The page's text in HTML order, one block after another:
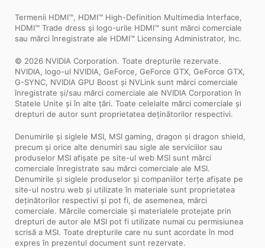
Termenii HDMI™, HDMI™ High-Definition Multimedia Interface,
HDMI™ Trade dress și logo-urile HDMI™ sunt mărci comerciale
sau mărci înregistrate ale HDMI™ Licensing Administrator, Inc.
© 2026 NVIDIA Corporation. Toate drepturile rezervate.
NVIDIA, logo-ul NVIDIA, GeForce, GeForce GTX, GeForce GTX,
G-SYNC, NVIDIA GPU Boost și NVLink sunt mărci comerciale
înregistrate și/sau mărci comerciale ale NVIDIA Corporation în
Statele Unite și în alte țări. Toate celelalte mărci comerciale și
drepturi de autor sunt proprietatea deținătorilor respectivi.
Denumirile și siglele MSI, MSI gaming, dragon și dragon shield,
precum și orice alte denumiri sau sigle ale serviciilor sau
produselor MSI afișate pe site-ul web MSI sunt mărci
comerciale înregistrate sau mărci comerciale ale MSI.
Denumirile și siglele produselor și companiilor terțe afișate pe
site-ul nostru web și utilizate în materiale sunt proprietatea
deținătorilor respectivi și pot fi, de asemenea, mărci
comerciale. Mărcile comerciale și materialele protejate prin
drepturi de autor ale MSI pot fi utilizate numai cu permisiunea
scrisă a MSI. Toate drepturile care nu sunt acordate în mod
expres în prezentul document sunt rezervate.